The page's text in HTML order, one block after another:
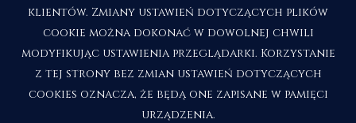
Mieszkaniana sprzedaż
Domyna sprzedaż
Lokalena sprzedaż
Halena sprzedaż
Obiektyna sprzedaż
klientów. Zmiany ustawień dotyczących plików
cookie można dokonać w dowolnej chwili
modyfikując ustawienia przeglądarki. Korzystanie
z tej strony bez zmian ustawień dotyczących
cookies oznacza, że będą one zapisane w pamięci
urządzenia.